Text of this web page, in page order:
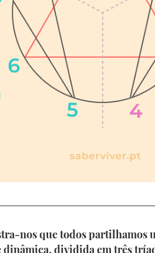
nos que todos partilhamos
dinâmica, dividida em três